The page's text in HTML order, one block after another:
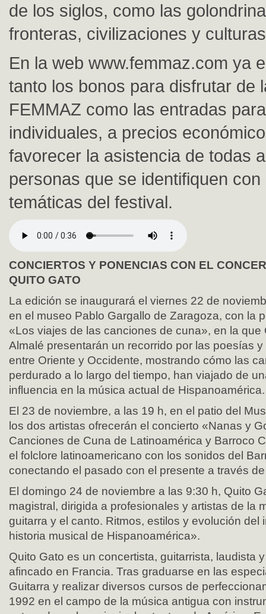
de los siglos, como las
fronteras, civilizaciones y
En la web www.femmaz.com ya
tanto los bonos para disfrutar de
FEMMAZ como las entradas
individuales, a precios
favorecer la asistencia de todas
personas que se identifiquen
temáticas del festival.
CONCIERTOS Y PONENCIAS CON EL
QUITO GATO
La edición se inaugurará el viernes 22 de
en el museo Pablo Gargallo de Zaragoza, con la
«Los viajes de las canciones de cuna», en la que
Almalé presentarán un recorrido por las poesías
entre Oriente y Occidente, mostrando cómo las
perdurado a lo largo del tiempo, han viajado de
influencia en la música actual de Hispanoamérica.
El 23 de noviembre, a las 19 h, en el patio del
los dos artistas ofrecerán el concierto «Nanas y
Canciones de Cuna de Latinoamérica y Barroco
el folclore latinoamericano con los sonidos del
conectando el pasado con el presente a través
El domingo 24 de noviembre a las 9:30 h, Quito
magistral, dirigida a profesionales y artistas de la
guitarra y el canto. Ritmos, estilos y evolución del
historia musical de Hispanoamérica».
Quito Gato es un concertista, guitarrista, laudista
afincado en Francia. Tras graduarse en las
Guitarra y realizar diversos cursos de
1992 en el campo de la música antigua con